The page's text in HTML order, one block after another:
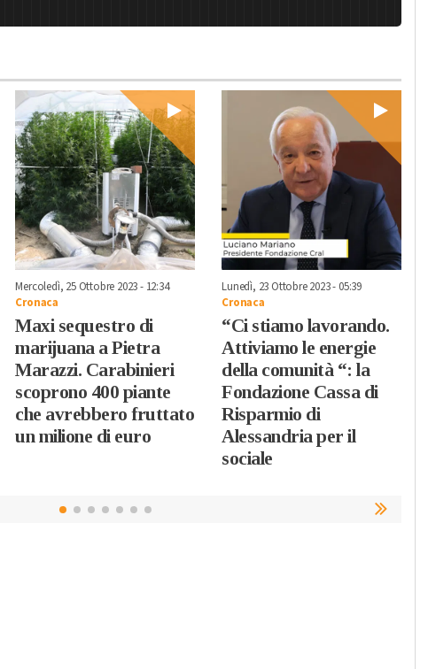
Mercoledì, 25 Ottobre 2023 - 12:34
Cronaca
Maxi sequestro di
marijuana a Pietra
Marazzi. Carabinieri
scoprono 400 piante
che avrebbero fruttato
un milione di euro
Lunedì, 23 Ottobre 2023 - 05:39
Cronaca
“Ci stiamo lavorando.
Attiviamo le energie
della comunità “: la
Fondazione Cassa di
Risparmio di
Alessandria per il
sociale